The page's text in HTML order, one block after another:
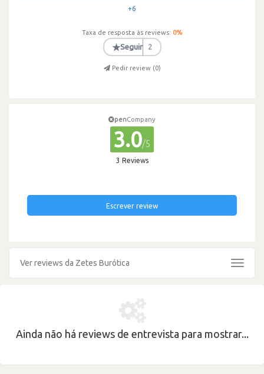
+6
Taxa de resposta às reviews: 0%
★Seguir 2
Pedir review (0)
penCompany
3.0/5
3 Reviews
Escrever review
Ver reviews da Zetes Burótica
Toggle
Ainda não há reviews de entrevista para mostrar...